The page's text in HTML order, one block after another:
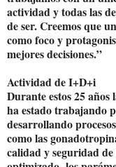
actividad y todas las
de ser. Creemos que
como foco y
mejores decisiones.”
Actividad de I+D+i
Durante estos 25
ha estado trabajando
desarrollando
como las
calidad y seguridad de